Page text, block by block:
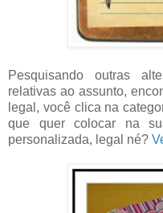
Pesquisando outras
relativas ao assunto,
legal, você clica na
que quer colocar na
personalizada, legal né?